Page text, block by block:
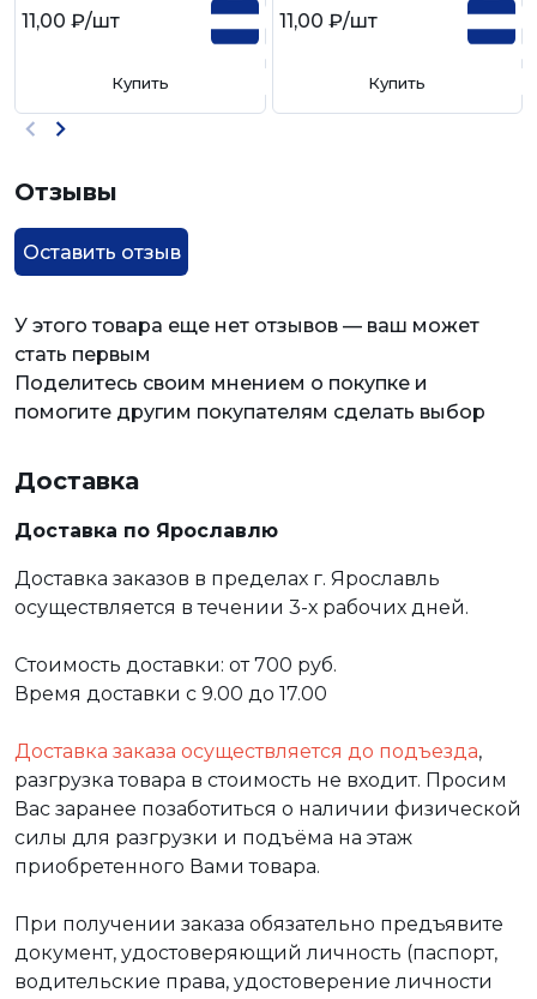
11,00 ₽/шт
Купить
11,00 ₽/шт
Купить
Отзывы
Оставить отзыв
У этого товара еще нет отзывов — ваш может
стать первым
Поделитесь своим мнением о покупке и
помогите другим покупателям сделать выбор
Доставка
Доставка по Ярославлю
Доставка заказов в пределах г. Ярославль
осуществляется в течении 3-х рабочих дней.
Стоимость доставки: от 700 руб.
Время доставки с 9.00 до 17.00
Доставка заказа осуществляется до подъезда,
разгрузка товара в стоимость не входит. Просим
Вас заранее позаботиться о наличии физической
силы для разгрузки и подъёма на этаж
приобретенного Вами товара.
При получении заказа обязательно предъявите
документ, удостоверяющий личность (паспорт,
водительские права, удостоверение личности